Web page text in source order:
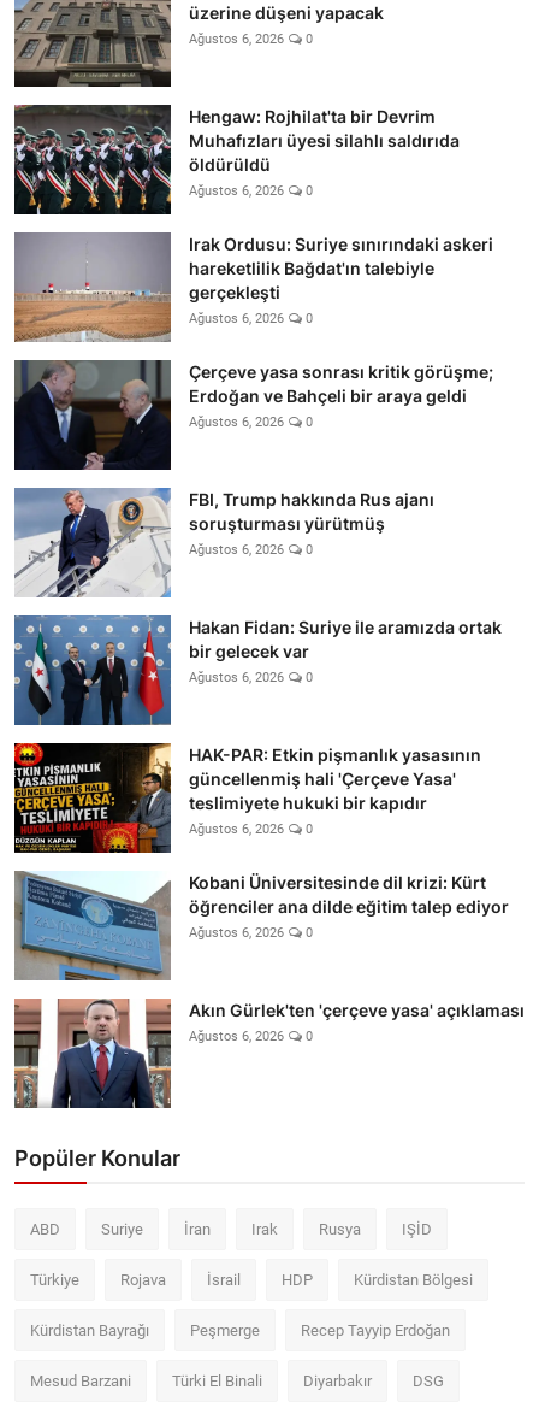
üzerine düşeni yapacak
Ağustos 6, 2026 0
Hengaw: Rojhilat'ta bir Devrim
Muhafızları üyesi silahlı saldırıda
öldürüldü
Ağustos 6, 2026 0
Irak Ordusu: Suriye sınırındaki askeri
hareketlilik Bağdat'ın talebiyle
gerçekleşti
Ağustos 6, 2026 0
Çerçeve yasa sonrası kritik görüşme;
Erdoğan ve Bahçeli bir araya geldi
Ağustos 6, 2026 0
FBI, Trump hakkında Rus ajanı
soruşturması yürütmüş
Ağustos 6, 2026 0
Hakan Fidan: Suriye ile aramızda ortak
bir gelecek var
Ağustos 6, 2026 0
HAK-PAR: Etkin pişmanlık yasasının
güncellenmiş hali 'Çerçeve Yasa'
teslimiyete hukuki bir kapıdır
Ağustos 6, 2026 0
Kobani Üniversitesinde dil krizi: Kürt
öğrenciler ana dilde eğitim talep ediyor
Ağustos 6, 2026 0
Akın Gürlek'ten 'çerçeve yasa' açıklaması
Ağustos 6, 2026 0
Popüler Konular
ABD Suriye İran Irak Rusya IŞİD
Türkiye Rojava İsrail HDP Kürdistan Bölgesi
Kürdistan Bayrağı Peşmerge Recep Tayyip Erdoğan
Mesud Barzani Türki El Binali Diyarbakır DSG